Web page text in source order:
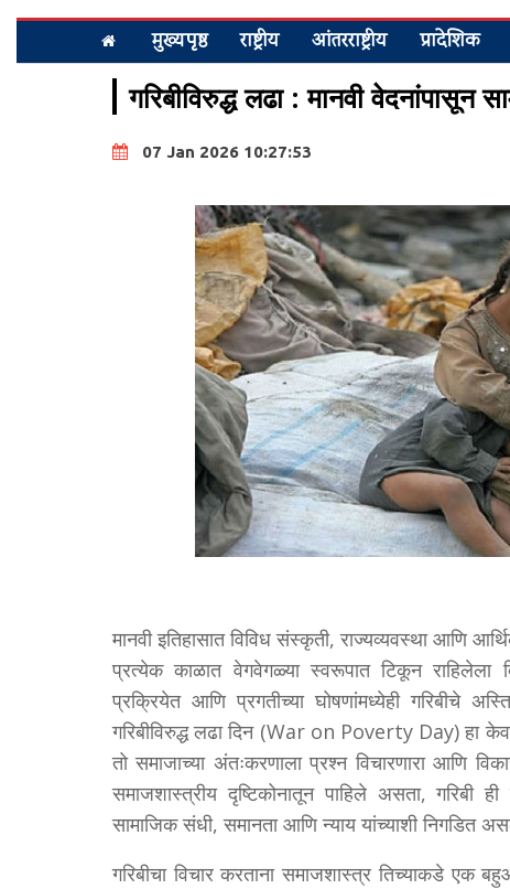
मुख्यपृष्ठ राष्ट्रीय आंतरराष्ट्रीय प्रादेशिक
गरिबीविरुद्ध लढा : मानवी वेदनांपासून
07 Jan 2026 10:27:53
मानवी इतिहासात विविध संस्कृती, राज्यव्यवस्था आणि
प्रत्येक काळात वेगवेगळ्या स्वरूपात टिकून राहिलेला
प्रक्रियेत आणि प्रगतीच्या घोषणांमध्येही गरिबीचे
गरिबीविरुद्ध लढा दिन (War on Poverty Day) हा
तो समाजाच्या अंतःकरणाला प्रश्न विचारणारा आणि
समाजशास्त्रीय दृष्टिकोनातून पाहिले असता, गरिबी
सामाजिक संधी, समानता आणि न्याय यांच्याशी निगडित
गरिबीचा विचार करताना समाजशास्त्र तिच्याकडे एक